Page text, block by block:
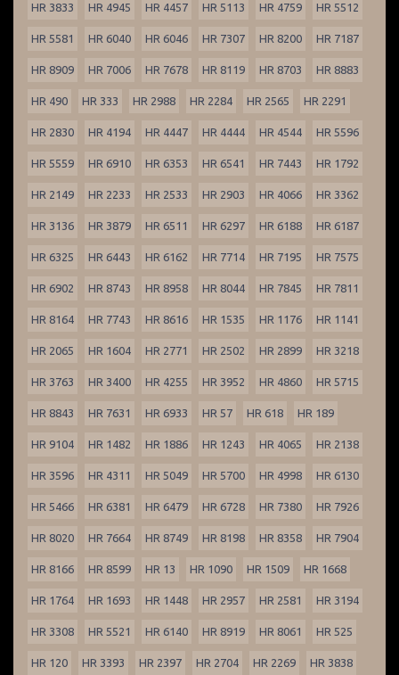
HR 3833 HR 4945 HR 4457 HR 5113 HR 4759 HR 5512
HR 5581 HR 6040 HR 6046 HR 7307 HR 8200 HR 7187
HR 8909 HR 7006 HR 7678 HR 8119 HR 8703 HR 8883
HR 490 HR 333 HR 2988 HR 2284 HR 2565 HR 2291
HR 2830 HR 4194 HR 4447 HR 4444 HR 4544 HR 5596
HR 5559 HR 6910 HR 6353 HR 6541 HR 7443 HR 1792
HR 2149 HR 2233 HR 2533 HR 2903 HR 4066 HR 3362
HR 3136 HR 3879 HR 6511 HR 6297 HR 6188 HR 6187
HR 6325 HR 6443 HR 6162 HR 7714 HR 7195 HR 7575
HR 6902 HR 8743 HR 8958 HR 8044 HR 7845 HR 7811
HR 8164 HR 7743 HR 8616 HR 1535 HR 1176 HR 1141
HR 2065 HR 1604 HR 2771 HR 2502 HR 2899 HR 3218
HR 3763 HR 3400 HR 4255 HR 3952 HR 4860 HR 5715
HR 8843 HR 7631 HR 6933 HR 57 HR 618 HR 189
HR 9104 HR 1482 HR 1886 HR 1243 HR 4065 HR 2138
HR 3596 HR 4311 HR 5049 HR 5700 HR 4998 HR 6130
HR 5466 HR 6381 HR 6479 HR 6728 HR 7380 HR 7926
HR 8020 HR 7664 HR 8749 HR 8198 HR 8358 HR 7904
HR 8166 HR 8599 HR 13 HR 1090 HR 1509 HR 1668
HR 1764 HR 1693 HR 1448 HR 2957 HR 2581 HR 3194
HR 3308 HR 5521 HR 6140 HR 8919 HR 8061 HR 525
HR 120 HR 3393 HR 2397 HR 2704 HR 2269 HR 3838